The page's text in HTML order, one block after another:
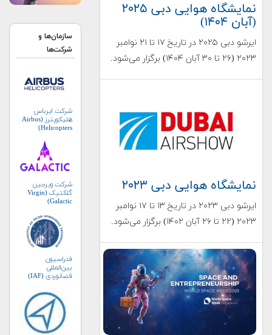
نمایشگاه هوایی دبی ۲۰۲۵
(آبان ۱۴۰۴)
ایرشو دبی ۲۰۲۵ در تاریخ ۱۷ تا ۲۱ نوامبر
۲۰۲۳ (۲۶ تا ۳۰ آبان ۱۴۰۴) برگزار می‌شود.
نمایشگاه هوایی دبی ۲۰۲۳
ایرشو دبی ۲۰۲۳ در تاریخ ۱۳ تا ۱۷ نوامبر
۲۰۲۳ (۲۲ تا ۲۶ آبان ۱۴۰۲) برگزار می‌شود.
سازمان‌ها و
شرکت‌ها
شرکت ایرباس
هلیکوپترز (Airbus
Helicopters)
شرکت ویرجین
گلکتیک (Virgin
Galactic)
فدراسیون
بین‌المللی
فضانوردی (IAF)